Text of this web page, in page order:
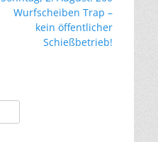
Wurfscheiben Trap –
kein öffentlicher
Schießbetrieb!